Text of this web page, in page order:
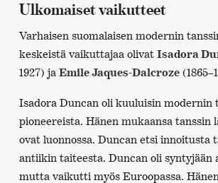
Ulkomaiset vaikutteet
Varhaisen suomalaisen modernin
keskeistä vaikuttajaa olivat Isadora
1927) ja Emile Jaques-Dalcroze
Isadora Duncan oli kuuluisin modernin
pioneereista. Hänen mukaansa tanssin
ovat luonnossa. Duncan etsi innoitusta
antiikin taiteesta. Duncan oli syntyjään
mutta vaikutti myös Euroopassa.